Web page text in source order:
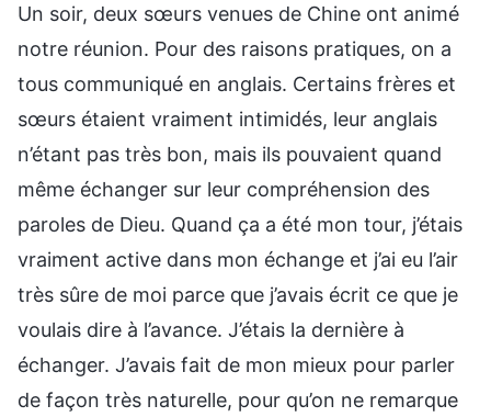
Un soir, deux sœurs venues de Chine ont animé
notre réunion. Pour des raisons pratiques, on a
tous communiqué en anglais. Certains frères et
sœurs étaient vraiment intimidés, leur anglais
n’étant pas très bon, mais ils pouvaient quand
même échanger sur leur compréhension des
paroles de Dieu. Quand ça a été mon tour, j’étais
vraiment active dans mon échange et j’ai eu l’air
très sûre de moi parce que j’avais écrit ce que je
voulais dire à l’avance. J’étais la dernière à
échanger. J’avais fait de mon mieux pour parler
de façon très naturelle, pour qu’on ne remarque